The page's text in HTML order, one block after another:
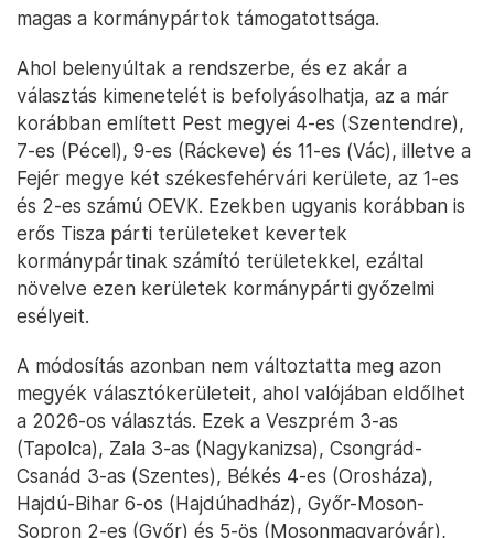
magas a kormánypártok támogatottsága.
Ahol belenyúltak a rendszerbe, és ez akár a
választás kimenetelét is befolyásolhatja, az a már
korábban említett Pest megyei 4-es (Szentendre),
7-es (Pécel), 9-es (Ráckeve) és 11-es (Vác), illetve a
Fejér megye két székesfehérvári kerülete, az 1-es
és 2-es számú OEVK. Ezekben ugyanis korábban is
erős Tisza párti területeket kevertek
kormánypártinak számító területekkel, ezáltal
növelve ezen kerületek kormánypárti győzelmi
esélyeit.
A módosítás azonban nem változtatta meg azon
megyék választókerületeit, ahol valójában eldőlhet
a 2026-os választás. Ezek a Veszprém 3-as
(Tapolca), Zala 3-as (Nagykanizsa), Csongrád-
Csanád 3-as (Szentes), Békés 4-es (Orosháza),
Hajdú-Bihar 6-os (Hajdúhadház), Győr-Moson-
Sopron 2-es (Győr) és 5-ös (Mosonmagyaróvár),